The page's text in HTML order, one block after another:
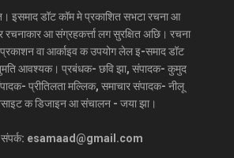
इसमाद डॉट कॉम मे प्रकाशित सभटा रचना आ
रचनाकार आ संग्रहकर्त्ता लग सुरक्षित अछि। रचना
वा आर्काइव क उपयोग लेल इ-समाद डॉट
आवश्यक। प्रबंधक- छवि झा, संपादक- कुमुद
प्रीतिलता मल्लिक, समाचार संपादक- नीलू
क डिजाइन आ संचालन - जया झा।
संपर्क: esamaad@gmail.com